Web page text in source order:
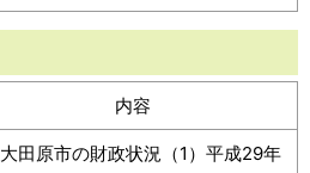
内容
大田原市の財政状況（1）平成29年